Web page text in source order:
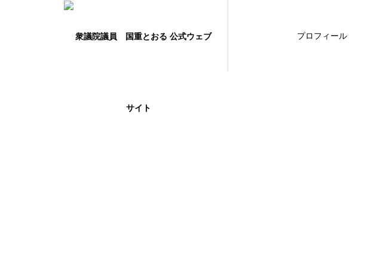
プロフィール